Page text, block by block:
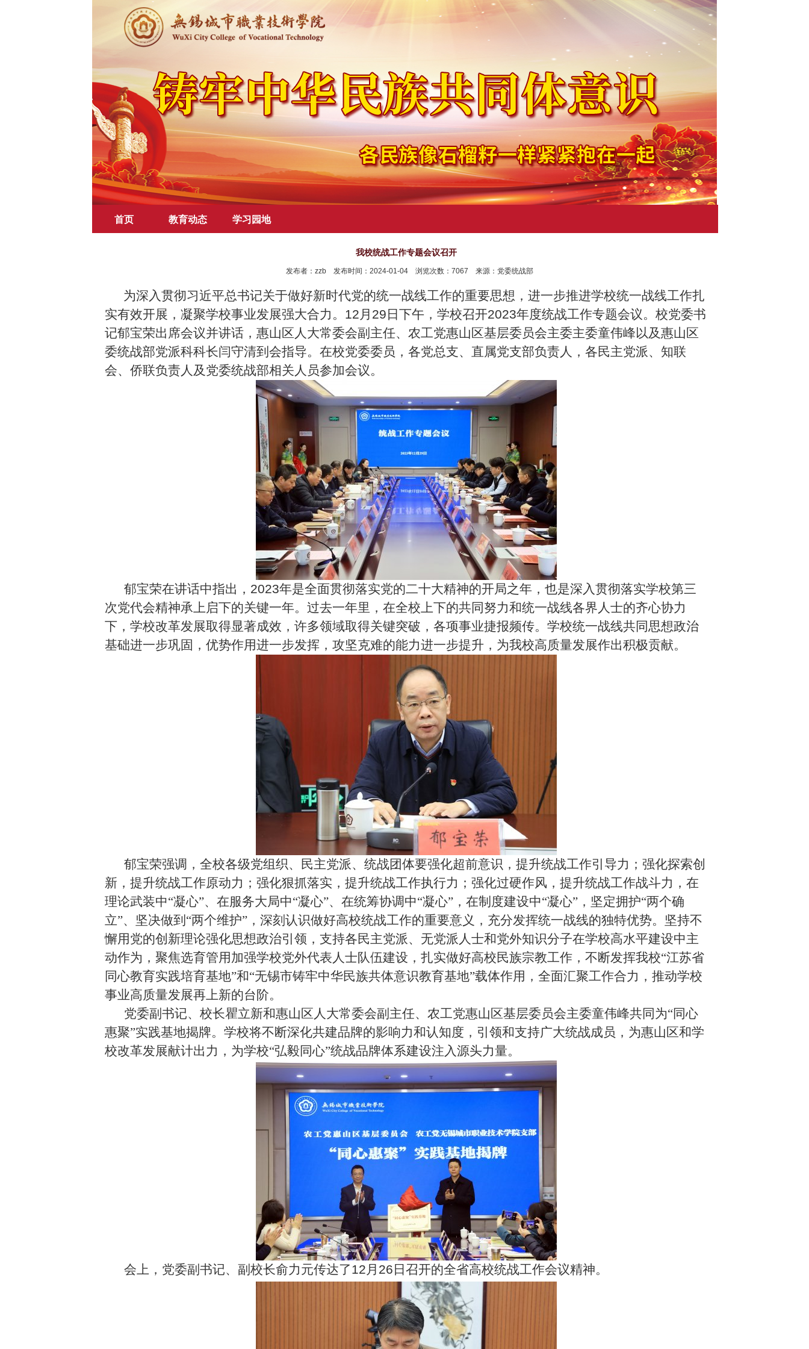
首页 教育动态 学习园地
我校统战工作专题会议召开
发布者：zzb 发布时间：2024-01-04 浏览次数：7067 来源：党委统战部
为深入贯彻习近平总书记关于做好新时代党的统一战线工作的重要思想，进一步推进学校统一战线工作扎
实有效开展，凝聚学校事业发展强大合力。 12月 29 日下午，学校召开2023年度统战工作专题会议。校党委书
记郁宝荣出席会议并讲话，惠山区人大常委会副主任、农工党惠山区基层委员会主委主委童伟峰以及惠山区
委统战部党派科科长闫守清到会指导。在校党委委员，各党总支、直属党支部负责人，各民主党派、知联
会、侨联负责人及党委统战部相关人员参加会议。
郁宝荣在讲话中指出， 2023年是全面贯彻落实党的二十大精神的开局之年，也是深入贯彻落实学校第三
次党代会精神承上启下的关键一年。过去一年里，在全校上下的共同努力和统一战线各界人士的齐心协力
下，学校改革发展取得显著成效，许多领域取得关键突破，各项事业捷报频传。学校统一战线共同思想政治
基础进一步巩固，优势作用进一步发挥，攻坚克难的能力进一步提升，为我校高质量发展作出积极贡献。
郁宝荣强调，全校各级党组织、民主党派、统战团体要强化超前意识，提升统战工作引导力；强化探索创
新，提升统战工作原动力；强化狠抓落实，提升统战工作执行力；强化过硬作风，提升统战工作战斗力，在
理论武装中“凝心”、在服务大局中“凝心”、在统筹协调中“凝心”，在制度建设中“凝心”，坚定拥护“两个确
立”、坚决做到“两个维护”，深刻认识做好高校统战工作的重要意义，充分发挥统一战线的独特优势。坚持不
懈用党的创新理论强化思想政治引领，支持各民主党派、无党派人士和党外知识分子在学校高水平建设中主
动作为，聚焦选育管用加强学校党外代表人士队伍建设，扎实做好高校民族宗教工作，不断发挥我校“江苏省
同心教育实践培育基地”和“无锡市铸牢中华民族共体意识教育基地”载体作用，全面汇聚工作合力，推动学校
事业高质量发展再上新的台阶。
党委副书记、校长瞿立新和惠山区人大常委会副主任、农工党惠山区基层委员会主委童伟峰共同为“同心
惠聚”实践基地揭牌。学校将不断深化共建品牌的影响力和认知度，引领和支持广大统战成员，为惠山区和学
校改革发展献计出力，为学校“弘毅同心”统战品牌体系建设注入源头力量。
会上，党委副书记、副校长俞力元传达了12月 26 日召开的全省高校统战工作会议精神。